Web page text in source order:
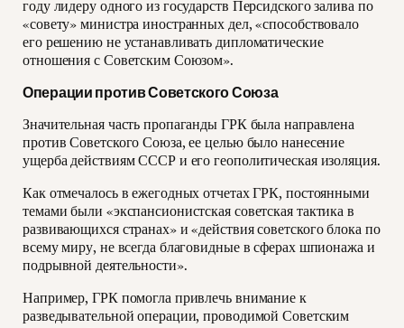
году лидеру одного из государств Персидского залива по
«совету» министра иностранных дел, «способствовало
его решению не устанавливать дипломатические
отношения с Советским Союзом».
Операции против Советского Союза
Значительная часть пропаганды ГРК была направлена
против Советского Союза, ее целью было нанесение
ущерба действиям СССР и его геополитическая изоляция.
Как отмечалось в ежегодных отчетах ГРК, постоянными
темами были «экспансионистская советская тактика в
развивающихся странах» и «действия советского блока по
всему миру, не всегда благовидные в сферах шпионажа и
подрывной деятельности».
Например, ГРК помогла привлечь внимание к
разведывательной операции, проводимой Советским